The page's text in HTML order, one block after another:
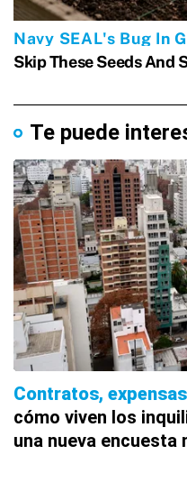
Te puede
Contratos,
cómo viven los
una nueva encuesta